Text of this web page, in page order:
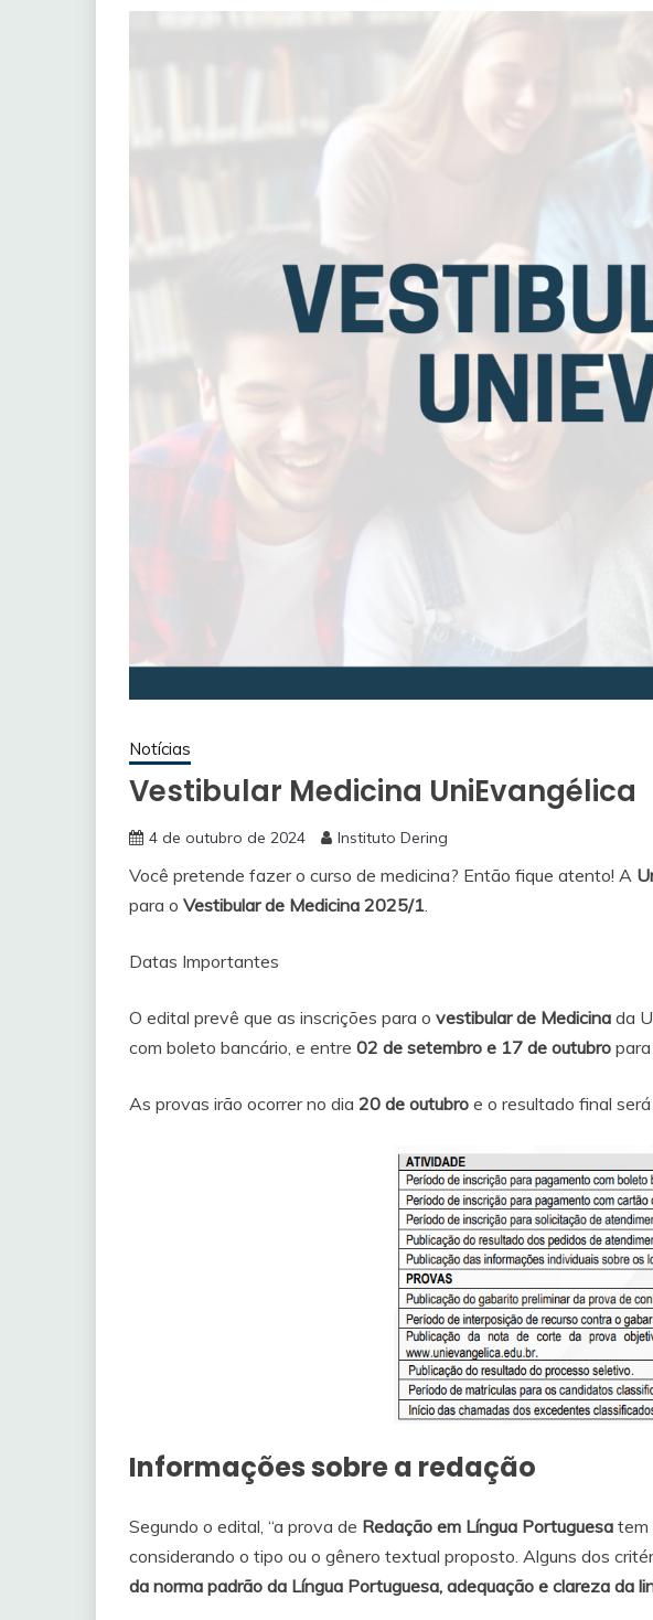
Notícias
Vestibular Medicina UniEvangélica
4 de outubro de 2024 Instituto Dering
Você pretende fazer o curso de medicina? Então fique atento! A
para o Vestibular de Medicina 2025/1.
Datas Importantes
O edital prevê que as inscrições para o vestibular de Medicina da
com boleto bancário, e entre 02 de setembro e 17 de outubro
As provas irão ocorrer no dia 20 de outubro e o resultado final
Informações sobre a redação
Segundo o edital, “a prova de Redação em Língua Portuguesa tem
considerando o tipo ou o gênero textual proposto. Alguns dos
da norma padrão da Língua Portuguesa, adequação e clareza da